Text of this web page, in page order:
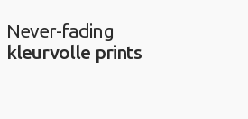
Never-fading
kleurvolle prints